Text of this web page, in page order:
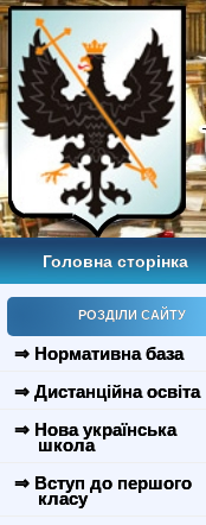
Головна сторінка
РОЗДІЛИ САЙТУ
⇒ Нормативна база
⇒ Дистанційна освіта
⇒ Нова українська
школа
⇒ Вступ до першого
класу